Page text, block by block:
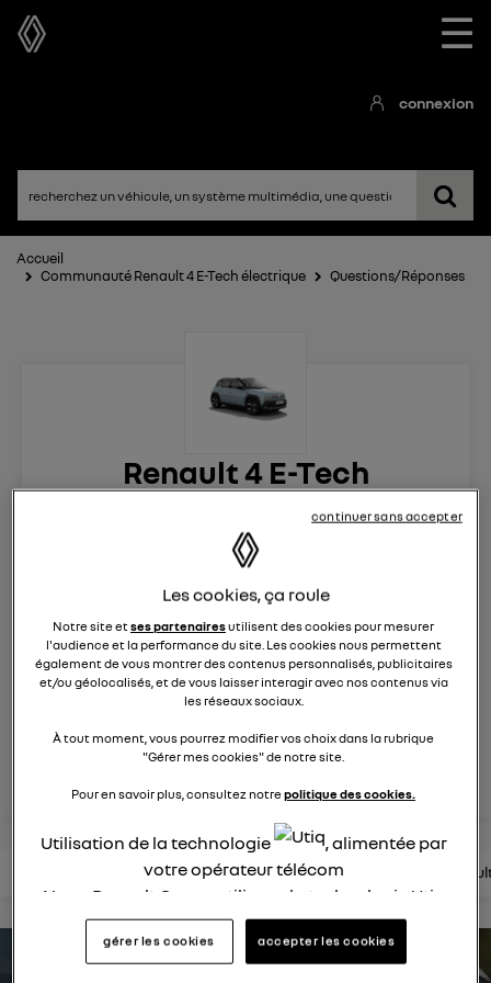
☰
connexion
Accueil
Communauté Renault 4 E-Tech électrique
Questions/Réponses
Renault 4 E-Tech
électrique
électriques
membres
connectée
posez une question
rejoignez
lire les articles consultez la brochure
estimez votre autonomie
Les cookies, ça roule
Notre site etses partenairesutilisent des cookies pour mesurer
l'audience et la performance du site. Les cookies nous permettent
également de vous montrer des contenus personnalisés, publicitaires
et/ou géolocalisés, et de vous laisser interagir avec nos contenus via
les réseaux sociaux.
À tout moment, vous pourrez modifier vos choix dans la rubrique
"Gérer mes cookies" de notre site.
Pour en savoir plus, consultez notrepolitique des cookies.
Utilisation de la technologie
, alimentée par
votre opérateur télécom
Nous, Renault Group, utilisons la technologie Utiq
pour nos activités digitales (telles que décrites
dans cette notice de consentement) et liées à
gérer les cookies accepter les cookies
continuer sans accepter